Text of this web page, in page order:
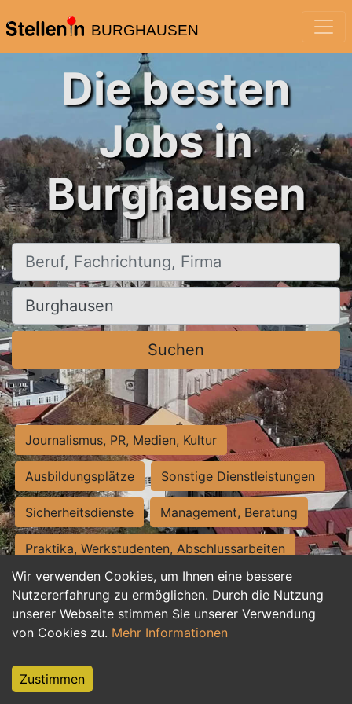
BURGHAUSEN
Wir verwenden Cookies, um Ihnen eine bessere
Nutzererfahrung zu ermöglichen. Durch die Nutzung
unserer Webseite stimmen Sie unserer Verwendung
von Cookies zu. Mehr Informationen
Zustimmen
Die besten
Jobs in
Burghausen
Beruf, Fachrichtung, Firma
Ort, Stadt
Suchen
Journalismus, PR, Medien, Kultur
Ausbildungsplätze Sonstige Dienstleistungen
Sicherheitsdienste Management, Beratung
Praktika, Werkstudenten, Abschlussarbeiten
Personalwesen Assistenz, Sekretariat
Hilfskräfte, Aushilfs- und Nebenjobs
Weiterbildung, Studium, duale Ausbildung